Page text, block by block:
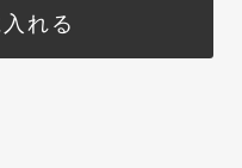
れる